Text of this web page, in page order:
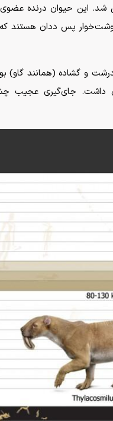
پیش منقرض شد. این حیوان درنده
گوشت‌خوار پس ددان هستند
کاملا درشت و گشاده
داشت. جای‌گیری عجیب